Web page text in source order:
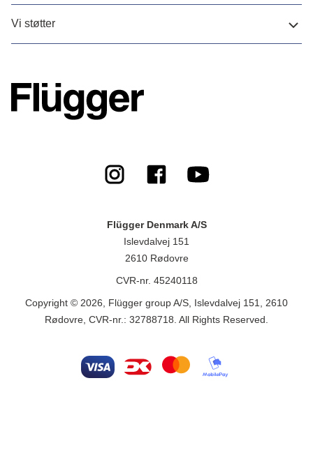
Vi støtter
Flügger Denmark A/S
Islevdalvej 151
2610 Rødovre
CVR-nr. 45240118
Copyright © 2026, Flügger group A/S, Islevdalvej 151, 2610
Rødovre, CVR-nr.: 32788718. All Rights Reserved.